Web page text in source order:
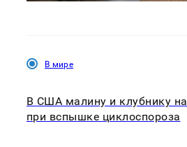
В мире
В США малину и клубнику
при вспышке циклоспороза